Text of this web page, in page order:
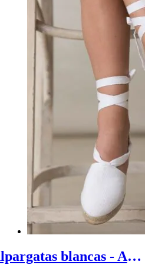
Alpargatas blancas - Alpargatas de niña para ceremonia, alpargatas blancas de niña estilo esparteñas con cintas